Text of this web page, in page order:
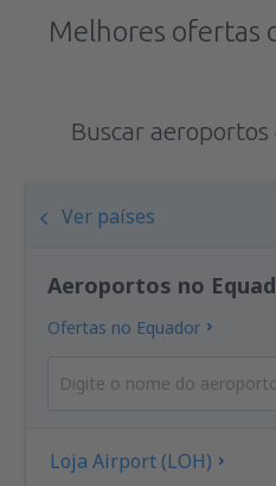
Melhores ofertas
Buscar
Ver países
Aeroportos no
Ofertas no Equador
Loja Airport (LOH)